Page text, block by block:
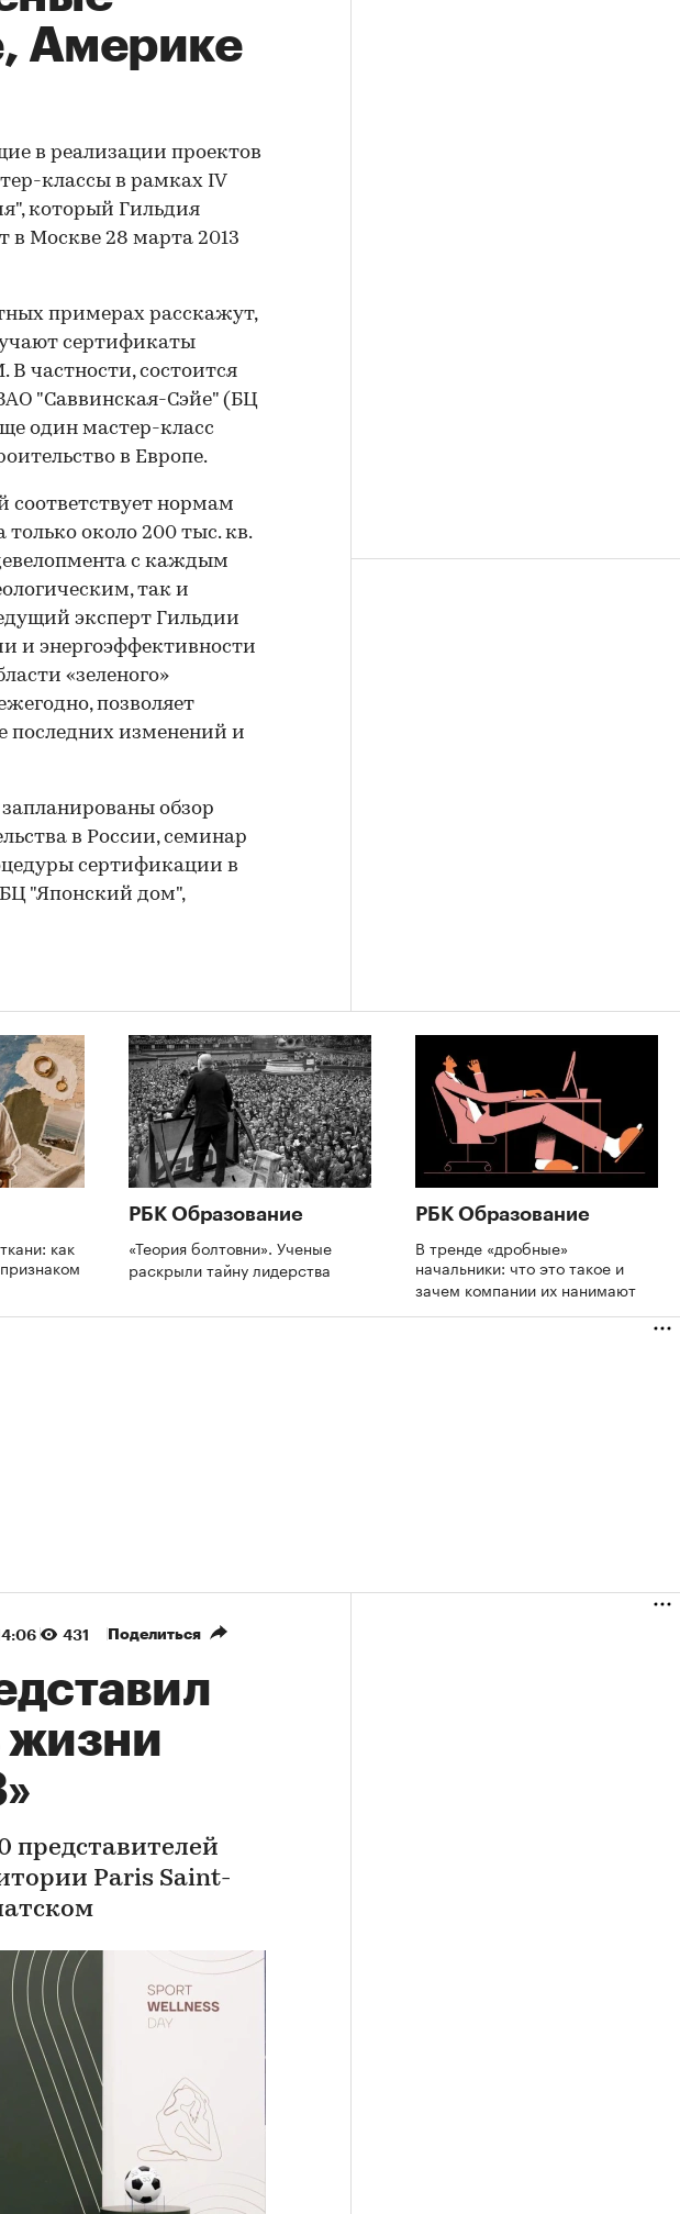
Америке
в реализации проектов
классы в рамках IV
который Гильдия
в Москве 28 марта 2013
примерах расскажут,
сертификаты
В частности, состоится
"Саввинская-Сэйе" (БЦ
один мастер-класс
в Европе.
соответствует нормам
только около 200 тыс. кв.
с каждым
так и
эксперт Гильдии
и энергоэффективности
«зеленого»
позволяет
последних изменений и
обзор
в России, семинар
сертификации в
БЦ "Японский дом",
как
РБК Образование
«Теория болтовни». Ученые
раскрыли тайну лидерства
РБК Образование
В тренде «дробные»
начальники: что это такое и
зачем компании их нанимают
431 Поделиться
жизни
представителей
Paris Saint-